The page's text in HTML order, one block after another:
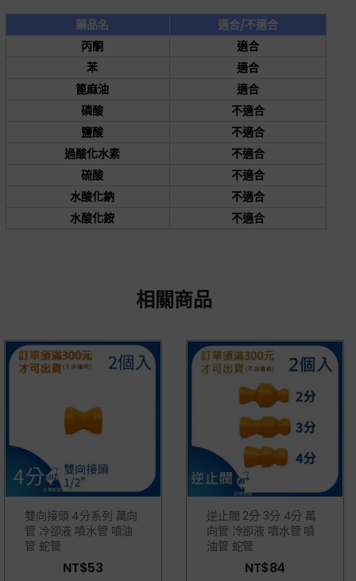
藥品名
適合/不適合
丙酮
適合
苯
適合
篦麻油
適合
磷酸
不適合
鹽酸
不適合
過酸化水素
不適合
硫酸
不適合
水酸化鈉
不適合
水酸化銨
不適合
相關商品
雙向接頭 4分系列 萬向
管 冷卻液 噴水管 噴油
管 蛇管
NT$53
逆止閥 2分 3分 4分 萬
向管 冷卻液 噴水管 噴
油管 蛇管
NT$84